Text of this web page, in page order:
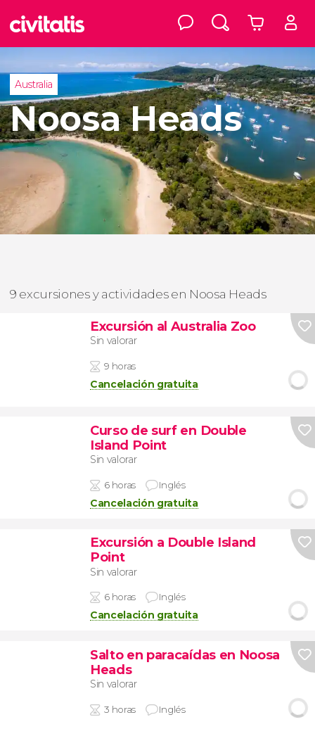
Australia
Noosa Heads
9 excursiones y actividades en Noosa Heads
Excursión al Australia Zoo
Sin valorar
9 horas
Cancelación gratuita
Curso de surf en Double
Island Point
Sin valorar
6 horas Inglés
Cancelación gratuita
Excursión a Double Island
Point
Sin valorar
6 horas Inglés
Cancelación gratuita
Salto en paracaídas en Noosa
Heads
Sin valorar
3 horas Inglés